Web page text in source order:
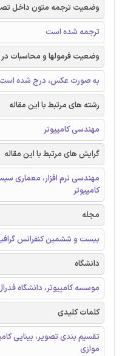
وضعیت ترجمه متون داخل
ترجمه شده است
وضعیت فرمولها و محاسبات در
به صورت عکس، درج شده است
رشته های مرتبط با این مقاله
مهندسی کامپیوتر
گرایش های مرتبط با این مقاله
مهندسی نرم افزار، معماری
کامپیوتر
مجله
بیست و ششمین کنفرانس
دانشگاه
موسسه کامپیوتر، دانشگاه
کلمات کلیدی
موازی